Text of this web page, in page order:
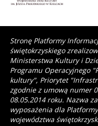
Stronę Platformy
świętokrzyskiego
Ministerstwa Kultury i
Programu Operacyjnego
kultury", Priorytet
zgodnie z umową numer
08.05.2014 roku. Nazwa
wyposażenia dla
województwa